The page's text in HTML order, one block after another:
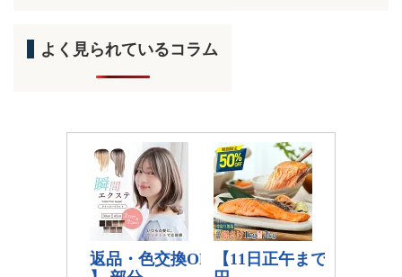
よく見られているコラム